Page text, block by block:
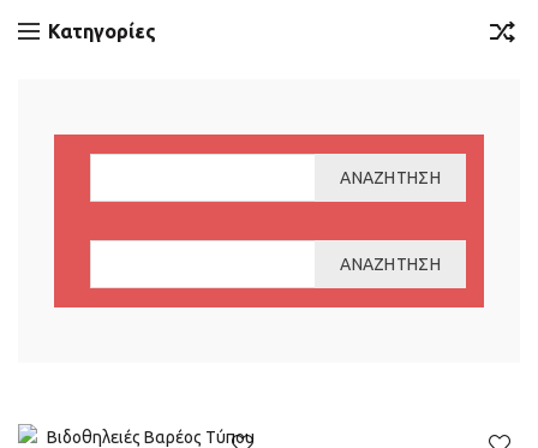
Κατηγορίες
ΑΝΑΖΉΤΗΣΗ
ΑΝΑΖΉΤΗΣΗ